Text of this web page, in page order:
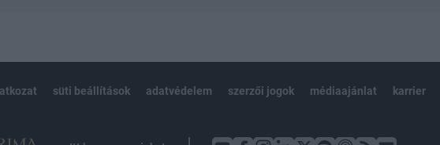
süti beállítások adatvédelem szerzői jogok médiaajánlat karrier